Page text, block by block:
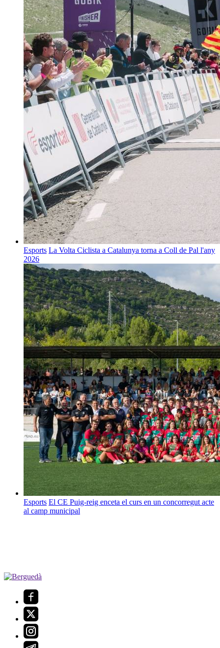
Esports La Volta Ciclista a Catalunya torna a Coll de Pal l'any
2026
Esports El CE Puig-reig enceta el curs en un concorregut acte
al camp municipal